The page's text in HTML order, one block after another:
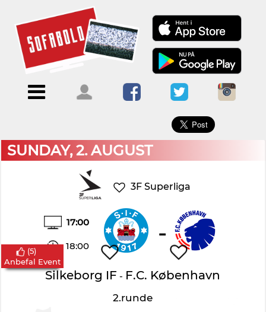
Menu
ForsideKalendere
Blogs
Om
Sofabold
Kontakt
bruger
ind
×
SUNDAY, 2. AUGUST
3F Superliga
17:00
18:00 -
Silkeborg IF - F.C. København
2.runde
(5)
Anbefal Event